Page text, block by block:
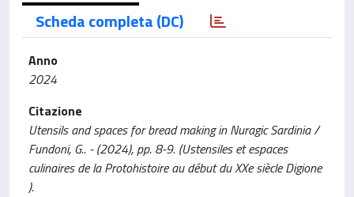
Scheda completa (DC)
Anno
2024
Citazione
Utensils and spaces for bread making in Nuragic Sardinia /
Fundoni, G.. - (2024), pp. 8-9. (Ustensiles et espaces
culinaires de la Protohistoire au début du XXe siècle Digione
).